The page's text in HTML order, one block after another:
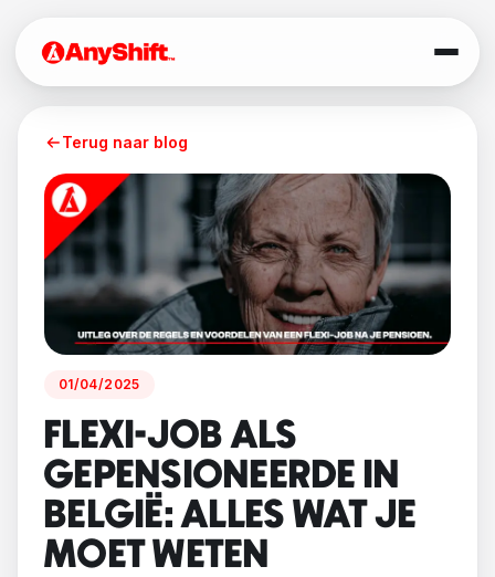
Terug naar blog
01/04/2025
FLEXI-JOB ALS
GEPENSIONEERDE IN
BELGIË: ALLES WAT JE
MOET WETEN